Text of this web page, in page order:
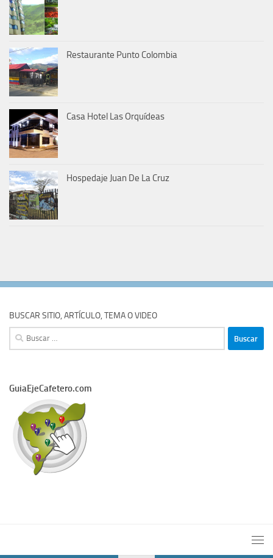
Restaurante Punto Colombia
Casa Hotel Las Orquídeas
Hospedaje Juan De La Cruz
BUSCAR SITIO, ARTÍCULO, TEMA O VIDEO
Buscar:
GuiaEjeCafetero.com